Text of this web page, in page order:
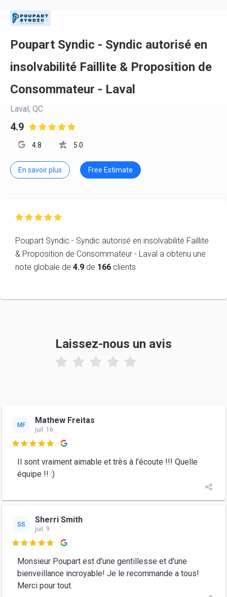
Poupart Syndic - Syndic autorisé en
insolvabilité Faillite & Proposition de
Consommateur - Laval
Laval, QC
4.9 
4.8 5.0
En savoir plus Free Estimate

Poupart Syndic - Syndic autorisé en insolvabilité Faillite
& Proposition de Consommateur - Laval a obtenu une
note globale de 4.9 de 166 clients
Laissez-nous un avis

MF Mathew Freitas
juil. 16

Il sont vraiment aimable et très à l’écoute !!! Quelle
équipe !! :)
SS Sherri Smith
juil. 9

Monsieur Poupart est d'une gentillesse et d'une
bienveillance incroyable! Je le recommande a tous!
Merci pour tout.